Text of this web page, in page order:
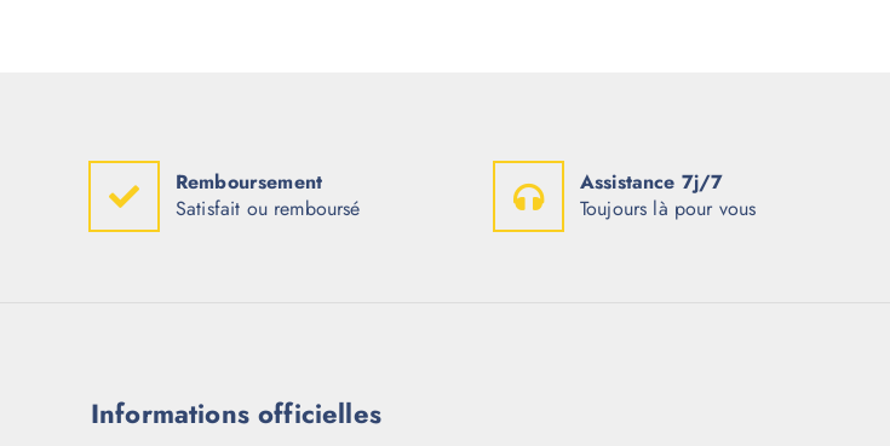
Remboursement
Satisfait ou remboursé
Assistance 7j/7
Toujours là pour vous
Informations officielles